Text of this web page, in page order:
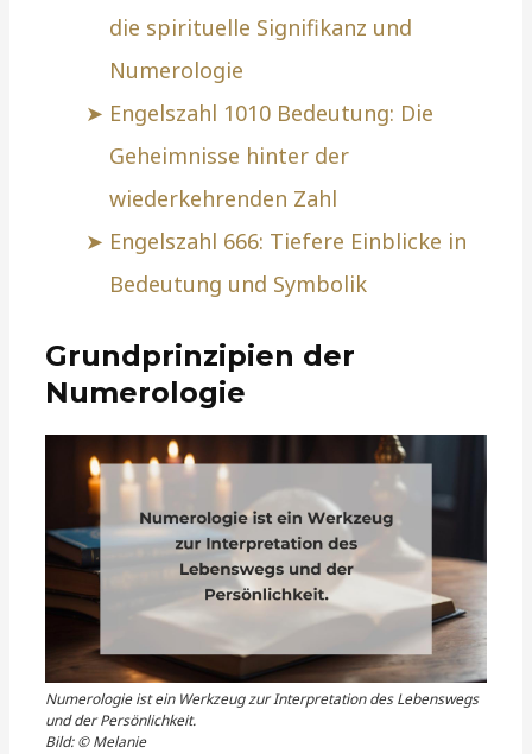
die spirituelle Signifikanz und
Numerologie
Engelszahl 1010 Bedeutung: Die
Geheimnisse hinter der
wiederkehrenden Zahl
Engelszahl 666: Tiefere Einblicke in
Bedeutung und Symbolik
Grundprinzipien der
Numerologie
Numerologie ist ein Werkzeug zur Interpretation des Lebenswegs
und der Persönlichkeit.
Bild: © Melanie